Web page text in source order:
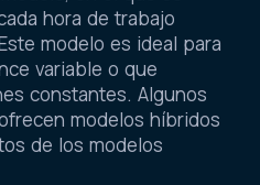
hora de trabajo
modelo es ideal para
variable o que
constantes. Algunos
modelos híbridos
de los modelos